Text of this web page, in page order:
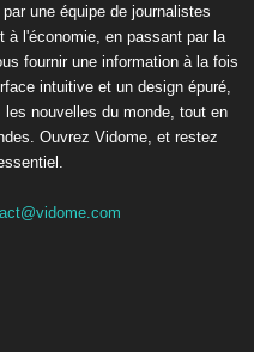
une équipe de journalistes
à l'économie, en passant par la
fournir une information à la fois
intuitive et un design épuré,
nouvelles du monde, tout en
Ouvrez Vidome, et restez